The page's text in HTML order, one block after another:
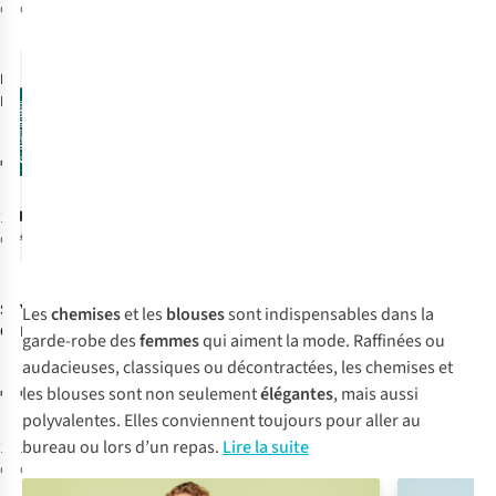
disponible
disponible
Eleh
Efw260269
€108,00
1
couleur
disponible
Selected
Chemisier
Slwdonna Ls
Shirt Noos
€79,99
1
couleur
disponible
Yas Chemisier
Karline
€69,99
1 couleur
disponible
Leschemiseset les blousessont indispensables dans la
garde-robe desfemmesqui aiment la mode. Raffinées ou
audacieuses, classiques ou décontractées, les chemises et
les blouses sont non seulementélégantes, mais aussi
polyvalentes. Elles conviennent toujours pour aller au
bureau ou lors d’un repas. Lire la suite